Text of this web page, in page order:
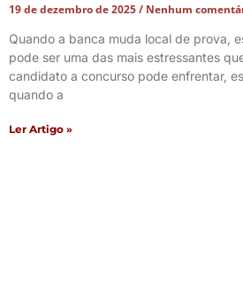
19 de dezembro de 2025
Nenhum
Quando a banca muda local de prova,
pode ser uma das mais estressantes
candidato a concurso pode enfrentar,
quando a
Ler Artigo »